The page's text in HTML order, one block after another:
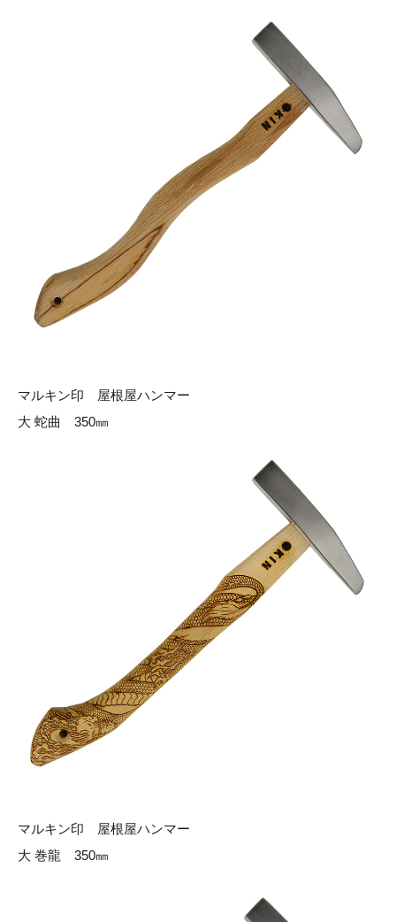
マルキン印 屋根屋ハンマー
大 蛇曲 350㎜
マルキン印 屋根屋ハンマー
大 巻龍 350㎜